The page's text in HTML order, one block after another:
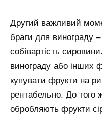
Другий важливий
браги для винограду –
собівартість
винограду або інших
купувати фрукти на
рентабельно. До того
обробляють фрукти